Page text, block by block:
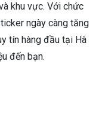
khu vực. Với chức
ngày càng tăng
tín hàng đầu tại Hà
đến bạn.